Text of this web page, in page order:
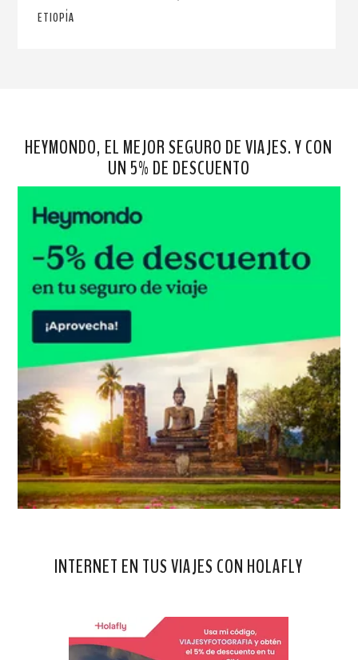
ETIOPÍA
HEYMONDO, EL MEJOR SEGURO DE VIAJES. Y CON
UN 5% DE DESCUENTO
INTERNET EN TUS VIAJES CON HOLAFLY